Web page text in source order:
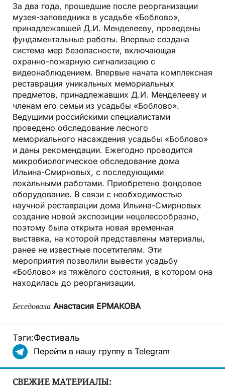
За два года, прошедшие после реорганизации
музея-заповедника в усадьбе «Боблово»,
принадлежавшей Д.И. Менделееву, проведены
фундаментальные работы. Впервые создана
система мер безопасности, включающая
охранно-пожарную сигнализацию с
видеонаблюдением. Впервые начата комплексная
реставрация уникальных мемориальных
предметов, принадлежавших Д.И. Менделееву и
членам его семьи из усадьбы «Боблово».
Ведущими российскими специалистами
проведено обследование лесного
мемориального насаждения усадьбы «Боблово»
и даны рекомендации. Ежегодно проводится
микробиологическое обследование дома
Ильина-Смирновых, с последующими
локальными работами. Приобретено фондовое
оборудование. В связи с необходимостью
научной реставрации дома Ильина-Смирновых
создание новой экспозиции нецелесообразно,
поэтому была открыта новая временная
выставка, на которой представлены материалы,
ранее не известные посетителям. Эти
мероприятия позволили вывести усадьбу
«Боблово» из тяжёлого состояния, в котором она
находилась до реорганизации.
Беседовала Анастасия ЕРМАКОВА
Тэги:Фестиваль
Перейти в нашу группу в Telegram
СВЕЖИЕ МАТЕРИАЛЫ: